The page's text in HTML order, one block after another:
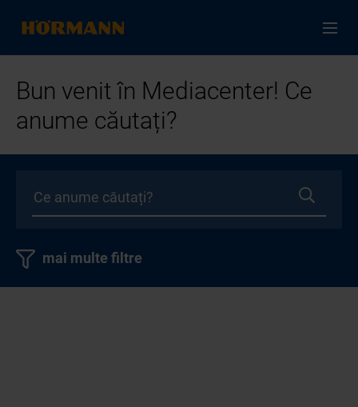
Bun venit în Mediacenter! Ce
anume căutați?
mai multe filtre